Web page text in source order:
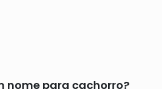
nome para cachorro?